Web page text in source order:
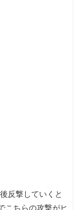
反撃していくと
こちらの攻撃がヒ